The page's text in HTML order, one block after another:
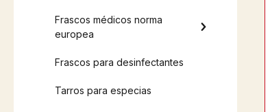
Frascos médicos norma
europea
Frascos para desinfectantes
Tarros para especias